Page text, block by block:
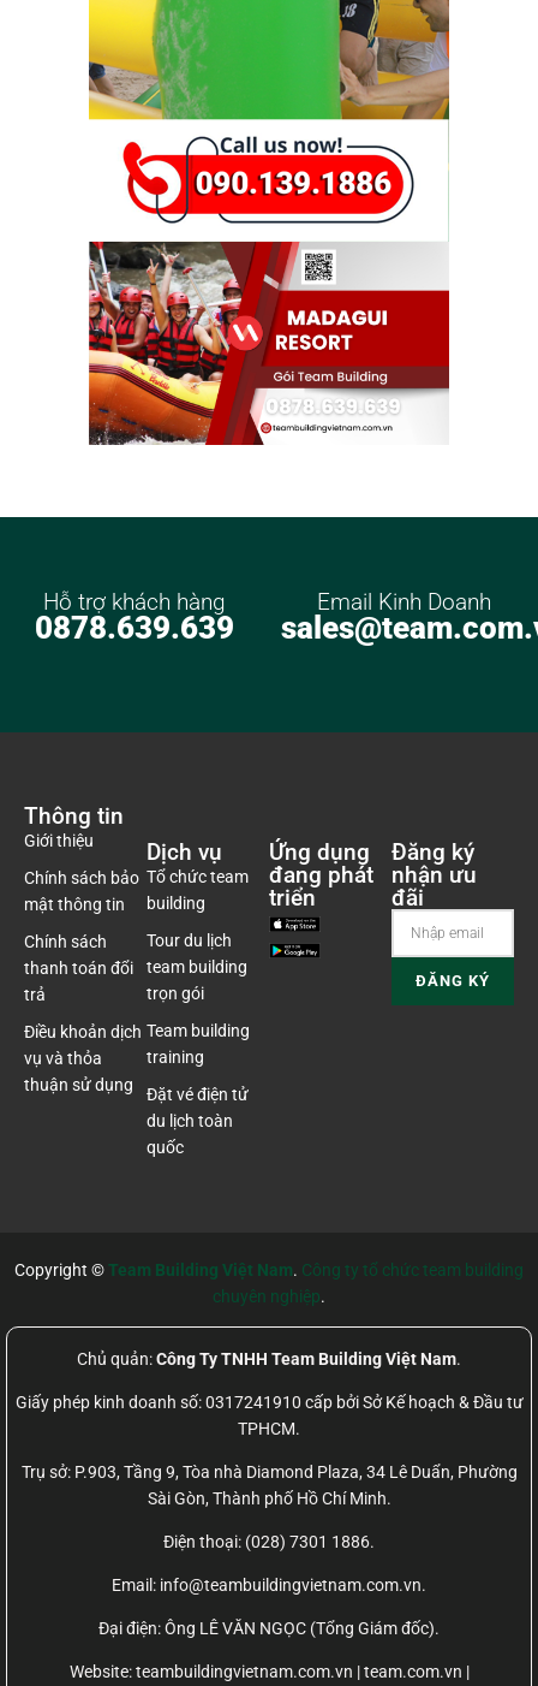
Hỗ trợ khách hàng
0878.639.639
Email Kinh Doanh
Thông tin
Giới thiệu
Chính sách bảo
mật thông tin
Chính sách
thanh toán đổi
trả
Điều khoản dịch
vụ và thỏa
thuận sử dụng
Dịch vụ
Tổ chức team
building
Tour du lịch
team building
trọn gói
Team building
training
Đặt vé điện tử
du lịch toàn
quốc
Ứng dụng
đang phát
triển
Đăng ký
nhận ưu
đãi
Copyright ©Team Building Việt Nam. Công ty tổ chức team building
chuyên nghiệp.
Chủ quản:Công Ty TNHH Team Building Việt Nam.
Giấy phép kinh doanh số: 0317241910 cấp bởi Sở Kế hoạch & Đầu tư
TPHCM.
Trụ sở: P.903, Tầng 9, Tòa nhà Diamond Plaza, 34 Lê Duẩn, Phường
Sài Gòn, Thành phố Hồ Chí Minh.
Điện thoại: (028) 7301 1886.
Email: info@teambuildingvietnam.com.vn.
Đại điện: Ông LÊ VĂN NGỌC (Tổng Giám đốc).
Website:teambuildingvietnam.com.vn | team.com.vn |